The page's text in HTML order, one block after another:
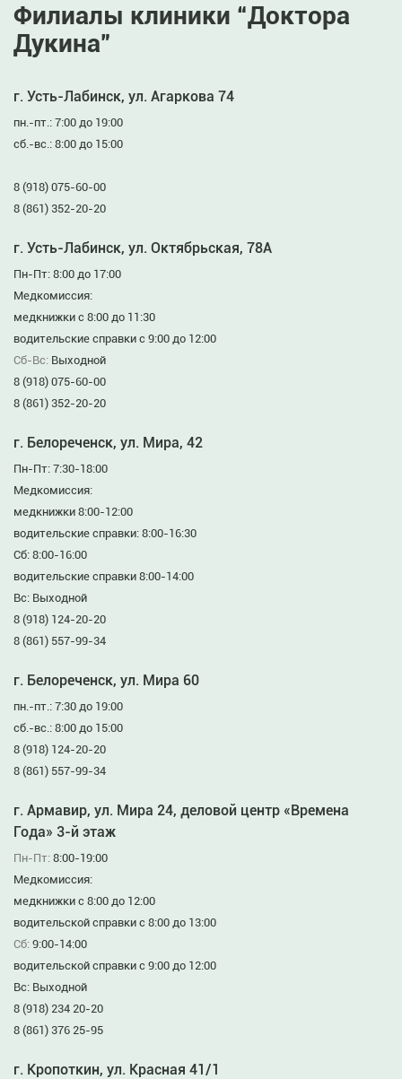
Филиалы клиники “Доктора
Дукина”
г. Усть-Лабинск, ул. Агаркова 74
пн.-пт.: 7:00 до 19:00
сб.-вс.: 8:00 до 15:00
8 (918) 075-60-00
8 (861) 352-20-20
г. Усть-Лабинск, ул. Октябрьская, 78А
Пн-Пт: 8:00 до 17:00
Медкомиссия:
медкнижки с 8:00 до 11:30
водительские справки с 9:00 до 12:00
Сб-Вс: Выходной
8 (918) 075-60-00
8 (861) 352-20-20
г. Белореченск, ул. Мира, 42
Пн-Пт: 7:30-18:00
Медкомиссия:
медкнижки 8:00-12:00
водительские справки: 8:00-16:30
Сб: 8:00-16:00
водительские справки 8:00-14:00
Вс: Выходной
8 (918) 124-20-20
8 (861) 557-99-34
г. Белореченск, ул. Мира 60
пн.-пт.: 7:30 до 19:00
сб.-вс.: 8:00 до 15:00
8 (918) 124-20-20
8 (861) 557-99-34
г. Армавир, ул. Мира 24, деловой центр «Времена
Года» 3-й этаж
Пн-Пт: 8:00-19:00
Медкомиссия:
медкнижки с 8:00 до 12:00
водительской справки с 8:00 до 13:00
Сб: 9:00-14:00
водительской справки с 9:00 до 12:00
Вс: Выходной
8 (918) 234 20-20
8 (861) 376 25-95
г. Кропоткин, ул. Красная 41/1